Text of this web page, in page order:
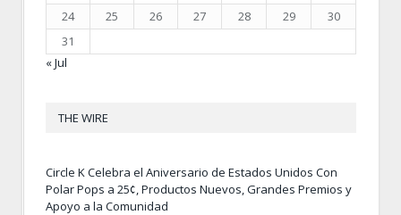
24
25 26 27 28 29
30
31
« Jul
THE WIRE
Circle K Celebra el Aniversario de Estados Unidos Con
Polar Pops a 25¢, Productos Nuevos, Grandes Premios y
Apoyo a la Comunidad